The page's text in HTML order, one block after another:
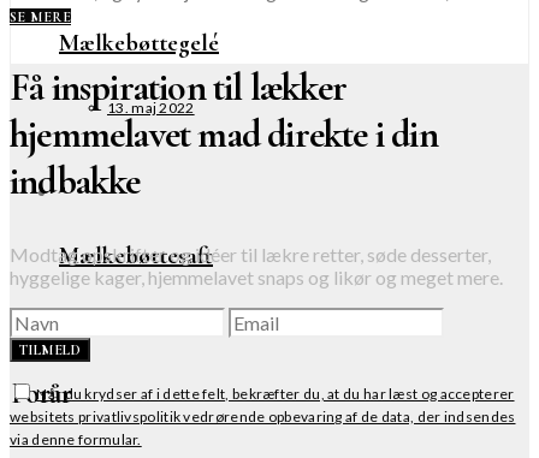
Mælkebøttegelé
13. maj 2022
Mælkebøttesaft
Forår
SE MERE
Få inspiration til lækker
hjemmelavet mad direkte i din
indbakke
Modtag opskrifter og idéer til lækre retter, søde desserter,
hyggelige kager, hjemmelavet snaps og likør og meget mere.
TILMELD
Når du krydser af i dette felt, bekræfter du, at du har læst og accepterer
websitets privatlivspolitik vedrørende opbevaring af de data, der indsendes
via denne formular.